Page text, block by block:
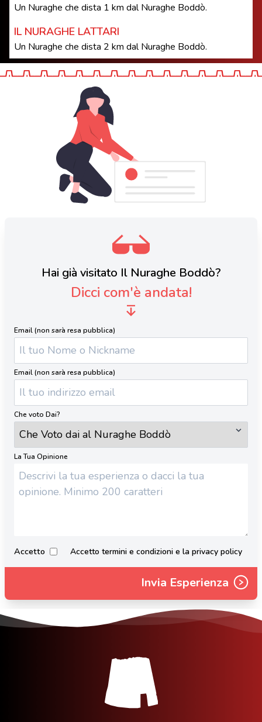
Un Nuraghe che dista 1 km dal Nuraghe Boddò.
IL NURAGHE LATTARI
Un Nuraghe che dista 2 km dal Nuraghe Boddò.
Hai già visitato Il Nuraghe Boddò?
Dicci com'è andata!
Email (non sarà resa pubblica)
Email (non sarà resa pubblica)
Che voto Dai?
La Tua Opinione
Accetto Accetto termini e condizioni e la privacy policy
Invia Esperienza